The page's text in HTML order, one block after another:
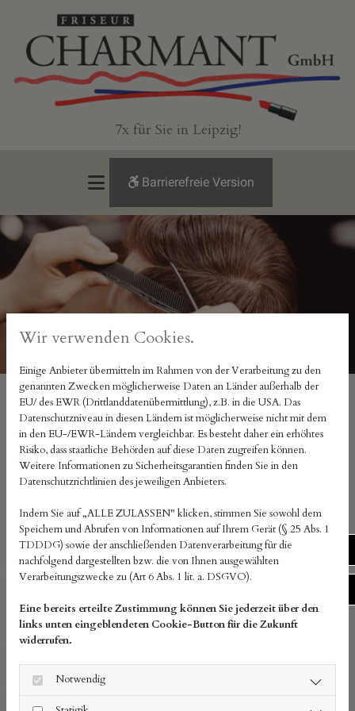
7x für Sie in Leipzig!
Barrierefreie Version
ENTDECKEN SIE DIE BLOGBEITRÄGE
VON FRISEUR CHARMANT IN
LEIPZIG
Als Friseur Charmant, 7x für Sie in Leipzig präsent,
bieten wir Ihnen aktuelle Informationen und Einblicke
in unsere Branche.
Bleiben Sie auf dem Laufenden
Unsere Blogbeiträge liefern Ihnen stets die aktuellsten
Informationen und Trends. Verpassen Sie nicht unsere
wertvollen Beiträge.
Wir verwenden Cookies.
Einige Anbieter übermitteln im Rahmen von der Verarbeitung zu den
genannten Zwecken möglicherweise Daten an Länder außerhalb der
EU/ des EWR (Drittlanddatenübermittlung), z.B. in die USA. Das
Datenschutzniveau in diesen Ländern ist möglicherweise nicht mit dem
in den EU-/EWR-Ländern vergleichbar. Es besteht daher ein erhöhtes
Risiko, dass staatliche Behörden auf diese Daten zugreifen können.
Weitere Informationen zu Sicherheitsgarantien finden Sie in den
Datenschutzrichtlinien des jeweiligen Anbieters.
Indem Sie auf „ALLE ZULASSEN" klicken, stimmen Sie sowohl dem
Speichern und Abrufen von Informationen auf Ihrem Gerät (§ 25 Abs. 1
TDDDG) sowie der anschließenden Datenverarbeitung für die
nachfolgend dargestellten bzw. die von Ihnen ausgewählten
Verarbeitungszwecke zu (Art 6 Abs. 1 lit. a. DSGVO).
Eine bereits erteilte Zustimmung können Sie jederzeit über den
links unten eingeblendeten Cookie-Button für die Zukunft
widerrufen.
Notwendig